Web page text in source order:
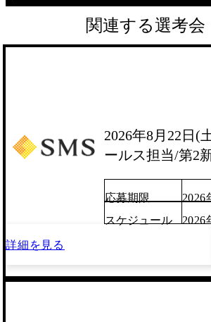
関連する選考
2026年8月22日(
ールス担当/第2
応募期限
2026
スケジュール
2026
詳細を見る